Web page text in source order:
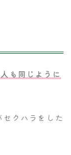
も同じように
クハラをした